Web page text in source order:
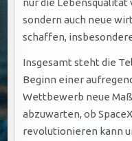
sondern auch neue
schaffen,
Insgesamt steht die
Beginn einer
Wettbewerb neue
abzuwarten, ob
revolutionieren kann